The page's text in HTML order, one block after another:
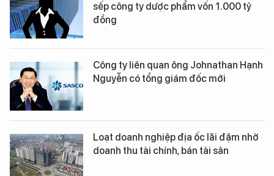
sếp công ty dược phẩm vốn 1.000 tỷ
đồng
Công ty liên quan ông Johnathan Hạnh
Nguyễn có tổng giám đốc mới
Loạt doanh nghiệp địa ốc lãi đậm nhờ
doanh thu tài chính, bán tài sản